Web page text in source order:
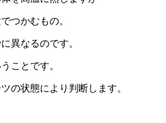
つかむもの。
異なるのです。
ことです。
の状態により判断します。